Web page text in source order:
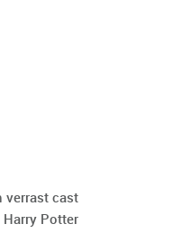
verrast cast
Potter